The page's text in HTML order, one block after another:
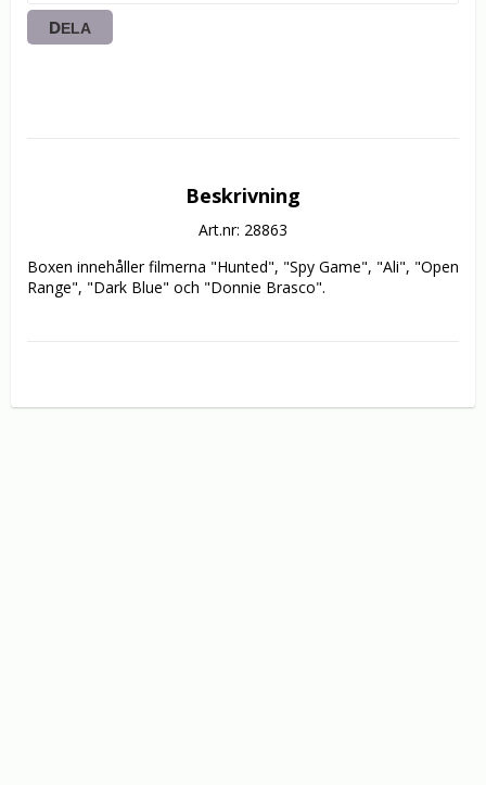
DELA
Beskrivning
Art.nr: 28863
Boxen innehåller filmerna "Hunted", "Spy Game", "Ali", "Open
Range", "Dark Blue" och "Donnie Brasco".